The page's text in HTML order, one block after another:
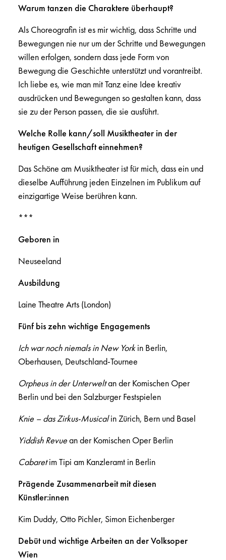
Warum tanzen die Charaktere überhaupt?
Als Choreografin ist es mir wichtig, dass Schritte und
Bewegungen nie nur um der Schritte und Bewegungen
willen erfolgen, sondern dass jede Form von
Bewegung die Geschichte unterstützt und vorantreibt.
Ich liebe es, wie man mit Tanz eine Idee kreativ
ausdrücken und Bewegungen so gestalten kann, dass
sie zu der Person passen, die sie ausführt.
Welche Rolle kann/soll Musiktheater in der
heutigen Gesellschaft einnehmen?
Das Schöne am Musiktheater ist für mich, dass ein und
dieselbe Aufführung jeden Einzelnen im Publikum auf
einzigartige Weise berühren kann.
***
Geboren in
Neuseeland
Ausbildung
Laine Theatre Arts (London)
Fünf bis zehn wichtige Engagements
Ich war noch niemals in New Yorkin Berlin,
Oberhausen, Deutschland-Tournee
Orpheus in der Unterweltan der Komischen Oper
Berlin und bei den Salzburger Festspielen
Knie – das Zirkus-Musicalin Zürich, Bern und Basel
Yiddish Revuean der Komischen Oper Berlin
Cabaretim Tipi am Kanzleramt in Berlin
Prägende Zusammenarbeit mit diesen
Künstler:innen
Kim Duddy, Otto Pichler, Simon Eichenberger
Debüt und wichtige Arbeiten an der Volksoper
Wien